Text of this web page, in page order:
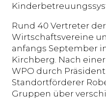
Rund 40 Vertreter
Wirtschaftsvereine
anfangs September
Kirchberg. Nach
WPO durch
Standortförderer
Gruppen über